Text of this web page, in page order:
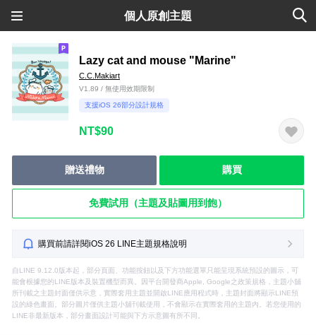
個人原創主題
Lazy cat and mouse "Marine"
C.C.Makiart
V1.89 / 無使用效期限制
支援iOS 26部分設計規格
NT$90
贈送禮物 購買
免費試用（主題及貼圖用到飽）
購買前請詳閱iOS 26 LINE主題規格說明
自LINE 9.12.0版本起，部分頁面、功能按鈕以及下方功能選單只能呈現系統預設的圖示，可
能會根據您的LINE版本及裝置機型而異。因平台開發商Apple, Google之政策規格，主題小舖
所刊載之主題封面僅供示意，實際套用主題並開啟LINE應用程式時，主題封面將顯示LINE預
設的綠色畫面。部分圖片僅供主題小舖刊載使用，不會顯示在實際套用的主題內。若您使用的
LINE非最新版本，部分畫面設計可能與下方示意圖有所不同。